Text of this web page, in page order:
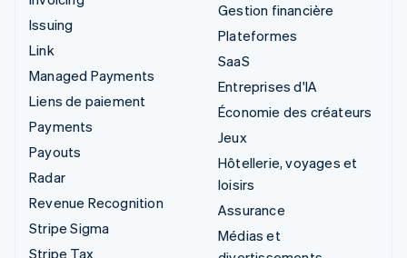
Issuing
Link
Managed Payments
Liens de paiement
Payments
Payouts
Radar
Revenue Recognition
Stripe Sigma
Stripe Tax
Gestion financière
Plateformes
SaaS
Entreprises d'IA
Économie des créateurs
Jeux
Hôtellerie, voyages et
loisirs
Assurance
Médias et